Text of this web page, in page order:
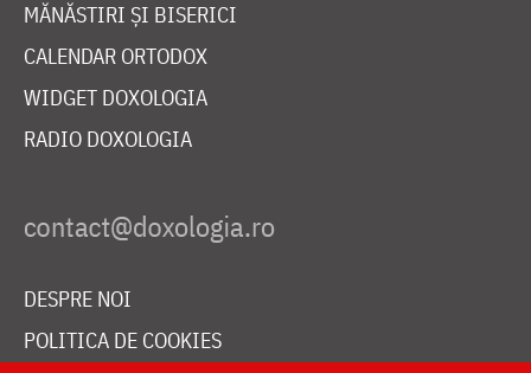
MĂNĂSTIRI ȘI BISERICI
CALENDAR ORTODOX
WIDGET DOXOLOGIA
RADIO DOXOLOGIA
DESPRE NOI
POLITICA DE COOKIES